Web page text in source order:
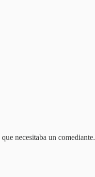
necesitaba un comediante.